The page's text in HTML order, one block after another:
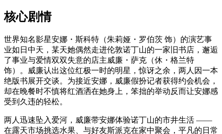
核心剧情
世界知名影星安娜・斯科特（朱莉娅・罗伯茨 饰）的演艺事
业如日中天，某天她偶然走进伦敦诺丁山的一家旧书店，邂逅
了事业与爱情双双失意的店主威廉・萨克（休・格兰特
饰）。威廉认出这位红极一时的明星，惊讶之余，两人因一本
绝版书展开交谈。为接近安娜，威廉假扮记者获得约会机会，
却在晚餐时不慎将红酒洒在她身上，笨拙的举动反而让安娜感
受到久违的轻松。
两人迅速坠入爱河，威廉带安娜体验诺丁山的市井生活 ——
在露天市场挑选水果、与好友斯派克在家中聚会，平凡的日常